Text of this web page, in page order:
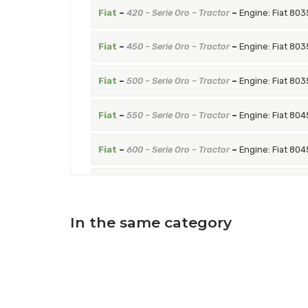
Fiat – 420 – Serie Oro – Tractor– Engine: Fiat
Fiat – 450 – Serie Oro – Tractor– Engine: Fiat
Fiat – 500 – Serie Oro – Tractor– Engine: Fiat
Fiat – 550 – Serie Oro – Tractor– Engine: Fiat
Fiat – 600 – Serie Oro – Tractor– Engine: Fiat
Fiat –650 – Serie Oro – Tractor –
In the same category